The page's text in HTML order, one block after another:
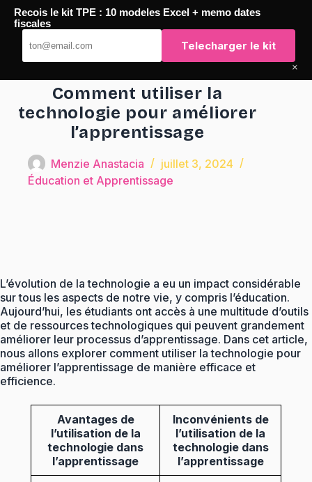
Passer
contenu
TaqTaq
Comment utiliser la
technologie pour améliorer
l’apprentissage
Menzie Anastacia
juillet 3, 2024
Éducation et Apprentissage
L’évolution de la technologie a eu un impact considérable
sur tous les aspects de notre vie, y compris l’éducation.
Aujourd’hui, les étudiants ont accès à une multitude d’outils
et de ressources technologiques qui peuvent grandement
améliorer leur processus d’apprentissage. Dans cet article,
nous allons explorer comment utiliser la technologie pour
améliorer l’apprentissage de manière efficace et
efficience.
Avantages de
l’utilisation de la
technologie dans
l’apprentissage
Inconvénients de
l’utilisation de la
technologie dans
l’apprentissage
Recois le kit TPE : 10 modeles Excel + memo dates
fiscales
Telecharger le kit
×